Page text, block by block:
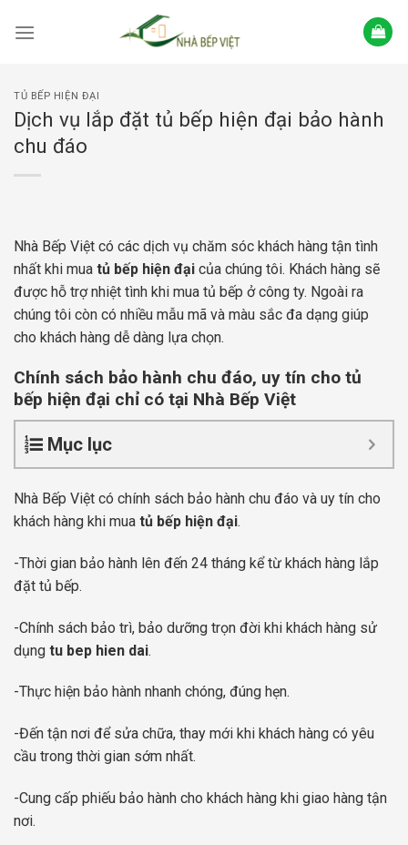
TỦ BẾP HIỆN ĐẠI
Dịch vụ lắp đặt tủ bếp hiện đại bảo hành
chu đáo
Nhà Bếp Việt có các dịch vụ chăm sóc khách hàng tận tình
nhất khi mua tủ bếp hiện đại của chúng tôi. Khách hàng sẽ
được hỗ trợ nhiệt tình khi mua tủ bếp ở công ty. Ngoài ra
chúng tôi còn có nhiều mẫu mã và màu sắc đa dạng giúp
cho khách hàng dễ dàng lựa chọn.
Chính sách bảo hành chu đáo, uy tín cho tủ
bếp hiện đại chỉ có tại Nhà Bếp Việt
Mục lục
Nhà Bếp Việt có chính sách bảo hành chu đáo và uy tín cho
khách hàng khi mua tủ bếp hiện đại.
-Thời gian bảo hành lên đến 24 tháng kể từ khách hàng lắp
đặt tủ bếp.
-Chính sách bảo trì, bảo dưỡng trọn đời khi khách hàng sử
dụng tu bep hien dai.
-Thực hiện bảo hành nhanh chóng, đúng hẹn.
-Đến tận nơi để sửa chữa, thay mới khi khách hàng có yêu
cầu trong thời gian sớm nhất.
-Cung cấp phiếu bảo hành cho khách hàng khi giao hàng tận
nơi.